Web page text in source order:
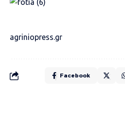
agriniopress.gr
Facebook